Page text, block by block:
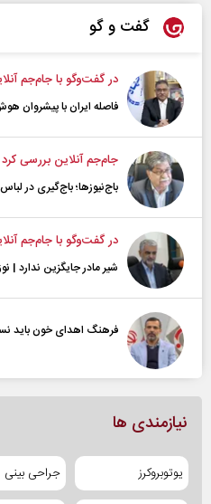
گفت و گو
در گفت‌و‌گو با جام‌جم
فاصله ایران با پیشرو‌ان
جام‌جم آنلاین بررسی کرد
باج‌نیوزها؛ باج‌گیری در
در گفت‌و‌گو با جام‌جم
شیر مادر جایگزین ندارد |
فرهنگ اهدای خون باید
نیازمندی ها
یوتوبروکرز جراحی بینی